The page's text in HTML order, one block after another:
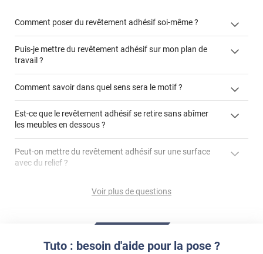
Comment poser du revêtement adhésif soi-même ?
« Comment poser un revêtement adhésif ? »
Puis-je mettre du revêtement adhésif sur mon plan de
travail ?
"Peut-on installer du
Comment savoir dans quel sens sera le motif ?
Est-ce que le revêtement adhésif se retire sans abîmer
les meubles en dessous ?
Utiliser une solution de dépose pour annuler l'action de la
S'aider d'un décapeur thermique : la colle va ramollir le film
Peut-on mettre du revêtement adhésif sur une surface
avec du relief ?
faire appel à un
Peut-on mettre du revêtement adhésif sur du carrelage
Comment poser du revêtement adhésif dans les angles
Voir plus de questions
Tuto : besoin d'aide pour la pose ?